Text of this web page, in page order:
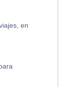
en